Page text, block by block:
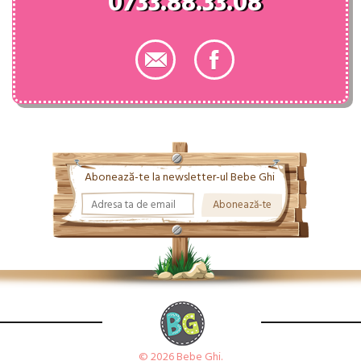
Abonează-te la newsletter-ul Bebe Ghi